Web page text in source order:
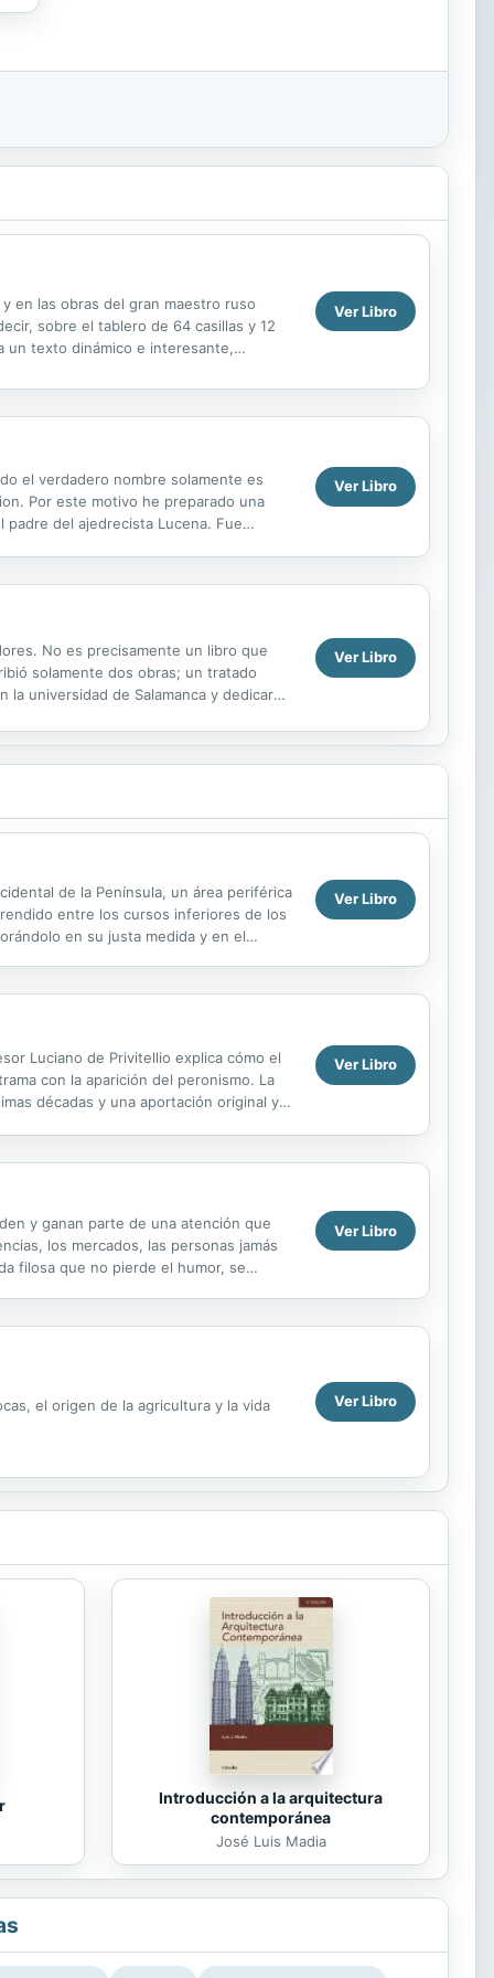
en las obras del gran maestro ruso
sobre el tablero de 64 casillas y 12
un texto dinámico e interesante,
Ver Libro
el verdadero nombre solamente es
Por este motivo he preparado una
del ajedrecista Lucena. Fue
Ver Libro
No es precisamente un libro que
solamente dos obras; un tratado
universidad de Salamanca y dedicar
Ver Libro
de la Península, un área periférica
entre los cursos inferiores de los
en su justa medida y en el
Ver Libro
Luciano de Privitellio explica cómo el
con la aparición del peronismo. La
décadas y una aportación original y
Ver Libro
y ganan parte de una atención que
los mercados, las personas jamás
filosa que no pierde el humor, se
Ver Libro
el origen de la agricultura y la vida Ver Libro
Introducción a la arquitectura
contemporánea
José Luis Madia